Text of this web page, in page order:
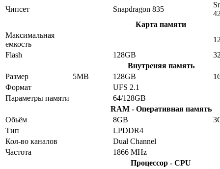
Чипсет
Snapdragon 835
Карта памяти
Максимальная
емкость
Flash
128GB
Внутреняя память
Размер
5MB 128GB
Формат
UFS 2.1
Параметры памяти
64/128GB
RAM - Оперативная память
Обьём
8GB
Тип
LPDDR4
Кол-во каналов
Dual Channel
Частота
1866 MHz
Процессор - CPU